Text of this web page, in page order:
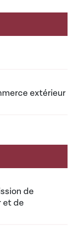
extérieur
de
et de